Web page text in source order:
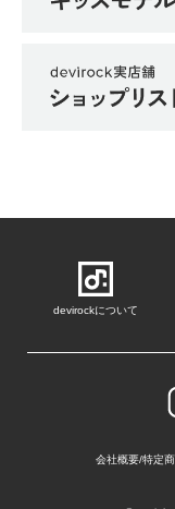
devirockについて
会社概要/特定